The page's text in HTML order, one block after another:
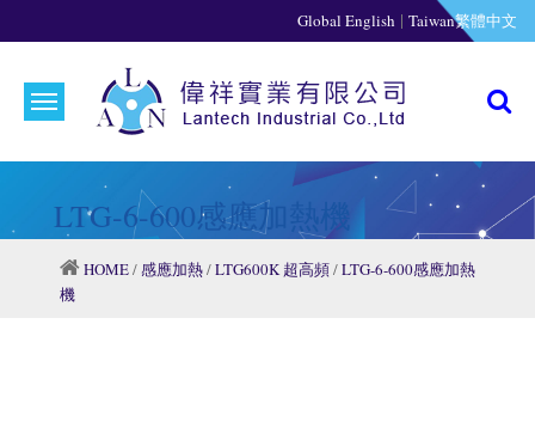
Global English | Taiwan繁體中文
LTG-6-600感應加熱機
HOME/感應加熱/LTG600K 超高頻/LTG-6-600感應加熱
機